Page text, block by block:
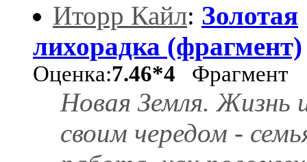
Иторр Кайл: Золотая
лихорадка (фрагмент)
Оценка:7.46*4 Фрагмент
Новая Земля. Жизнь
своим чередом -